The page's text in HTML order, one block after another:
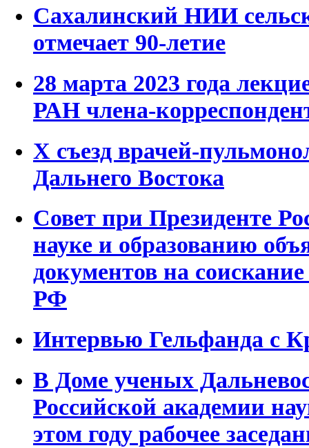
Сахалинский НИИ
отмечает 90-летие
28 марта 2023 года
РАН члена-
Х съезд врачей-
Дальнего Востока
Совет при Президенте
науке и образованию
документов на
РФ
Интервью Гельфанда с
В Доме ученых
Российской академии
этом году рабочее